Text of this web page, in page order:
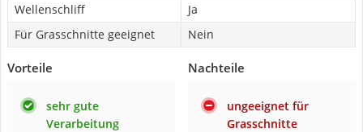
Wellenschliff
Ja
Für Grasschnitte geeignet
Nein
Vorteile
sehr gute
Verarbeitung
Nachteile
ungeeignet für
Grasschnitte